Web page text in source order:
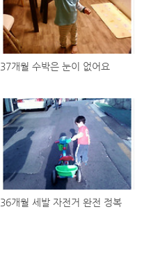
37개월 수박은 눈이 없어요
36개월 세발 자전거 완전 정복